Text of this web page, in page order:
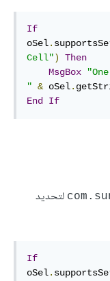
If
oSel.
Cell")
Then
MsgBox
" & oSel.
End
If
لتحديد
If
oSel.